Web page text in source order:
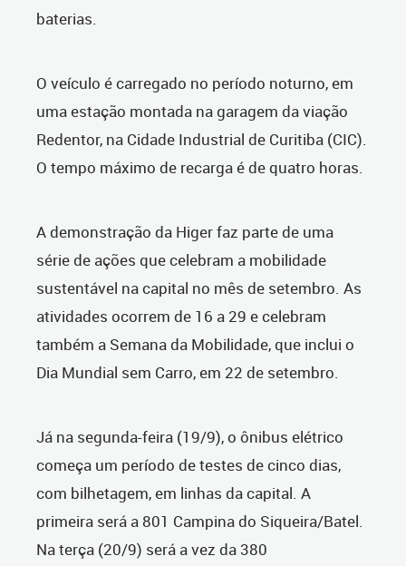
baterias.
O veículo é carregado no período noturno, em
uma estação montada na garagem da viação
Redentor, na Cidade Industrial de Curitiba (CIC).
O tempo máximo de recarga é de quatro horas.
A demonstração da Higer faz parte de uma
série de ações que celebram a mobilidade
sustentável na capital no mês de setembro. As
atividades ocorrem de 16 a 29 e celebram
também a Semana da Mobilidade, que inclui o
Dia Mundial sem Carro, em 22 de setembro.
Já na segunda-feira (19/9), o ônibus elétrico
começa um período de testes de cinco dias,
com bilhetagem, em linhas da capital. A
primeira será a 801 Campina do Siqueira/Batel.
Na terça (20/9) será a vez da 380